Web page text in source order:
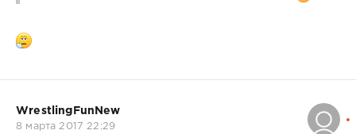
WrestlingFunNew
8 марта 2017 22:29